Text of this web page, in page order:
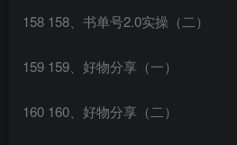
158 158、书单号2.0实操（二）
159 159、好物分享（一）
160 160、好物分享（二）